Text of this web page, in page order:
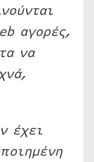
αγορές,
να
έχει